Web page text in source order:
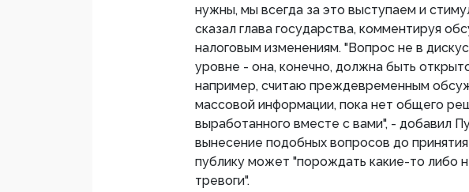
нужны, мы всегда за это выступаем и
сказал глава государства, комментируя
налоговым изменениям. "Вопрос не в
уровне - она, конечно, должна быть
например, считаю преждевременным
массовой информации, пока нет общего
выработанного вместе с вами", - добавил
вынесение подобных вопросов до
публику может "порождать какие-то либо
тревоги".